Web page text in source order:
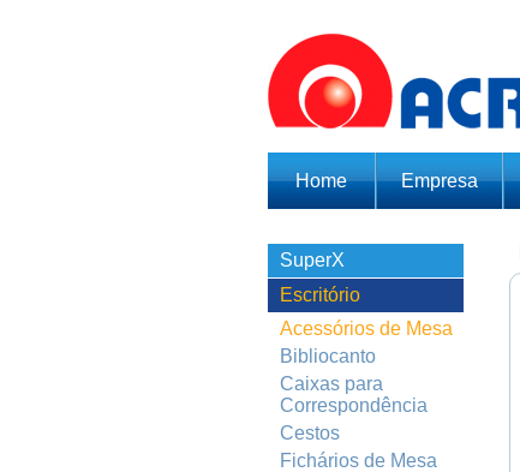
Home Empresa
SuperX
Escritório
Acessórios de Mesa
Bibliocanto
Caixas para
Correspondência
Cestos
Fichários de Mesa